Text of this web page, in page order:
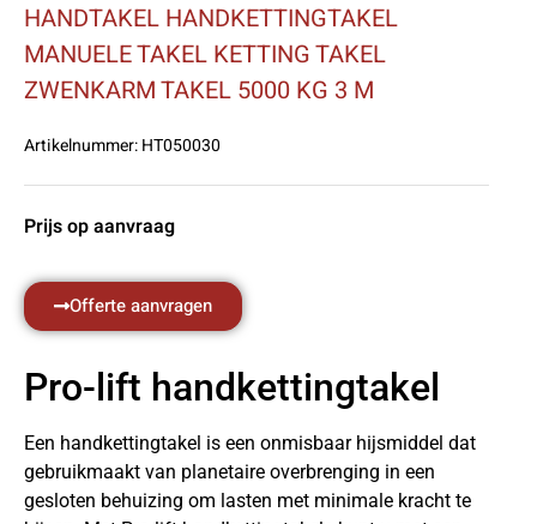
HANDTAKEL HANDKETTINGTAKEL
MANUELE TAKEL KETTING TAKEL
ZWENKARM TAKEL 5000 KG 3 M
Artikelnummer:HT050030
Prijs op aanvraag
Offerte aanvragen
Pro-lift handkettingtakel
Een handkettingtakel is een onmisbaar hijsmiddel dat
gebruikmaakt van planetaire overbrenging in een
gesloten behuizing om lasten met minimale kracht te